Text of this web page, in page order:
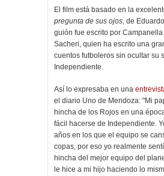
El film está basado en la
pregunta de sus ojos, de
guión fue escrito por
Sacheri, quien ha escrito una
cuentos futboleros sin ocultar su
Independiente.
Así lo expresaba en una
el diario Uno de Mendoza: "Mi
hincha de los Rojos en una
fácil hacerse de Independiente.
años en los que el equipo se
copas, por eso yo realmente
hincha del mejor equipo del
le hice a mi hijo haciendo lo